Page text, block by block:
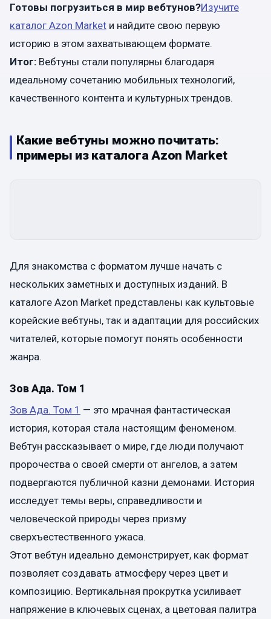
Готовы погрузиться в мир вебтунов?Изучите
каталог Azon Market и найдите свою первую
историю в этом захватывающем формате.
Итог: Вебтуны стали популярны благодаря
идеальному сочетанию мобильных технологий,
качественного контента и культурных трендов.
Какие вебтуны можно почитать:
примеры из каталога Azon Market
Для знакомства с форматом лучше начать с
нескольких заметных и доступных изданий. В
каталоге Azon Market представлены как культовые
корейские вебтуны, так и адаптации для российских
читателей, которые помогут понять особенности
жанра.
Зов Ада. Том 1
Зов Ада. Том 1 — это мрачная фантастическая
история, которая стала настоящим феноменом.
Вебтун рассказывает о мире, где люди получают
пророчества о своей смерти от ангелов, а затем
подвергаются публичной казни демонами. История
исследует темы веры, справедливости и
человеческой природы через призму
сверхъестественного ужаса.
Этот вебтун идеально демонстрирует, как формат
позволяет создавать атмосферу через цвет и
композицию. Вертикальная прокрутка усиливает
напряжение в ключевых сценах, а цветовая палитра